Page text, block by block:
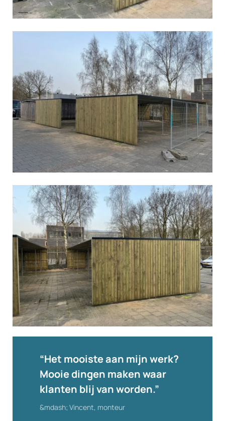
Vergroot
Vergroot
“Het mooiste aan mijn werk?
Mooie dingen maken waar
klanten blij van worden.”
Vincent, monteur